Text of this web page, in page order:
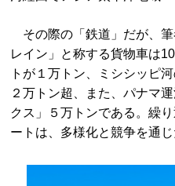
その際の「鉄道」だが、筆
レイン」と称する貨物車は
トが１万トン、ミシシッピ
２万トン超、また、パナマ
クス」５万トンである。繰
ートは、多様化と競争を通